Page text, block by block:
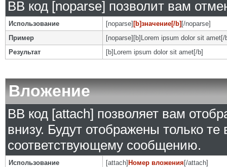
BB код [noparse] позволит вам
Использование [noparse] [b]значение[/b] [/noparse]
Пример
[noparse][b]Lorem ipsum dolor sit amet[/
Результат
[b]Lorem ipsum dolor sit amet[/b]
Вложение
BB код [attach] позволяет вам
внизу. Будут отображены только
соответствующему сообщению.
Использование [attach] Номер вложения [/attach]